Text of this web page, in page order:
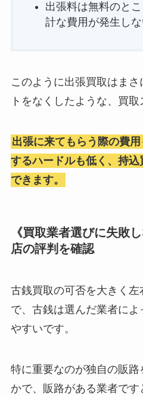
出張料は無料のと
計な費用が発生し
このように出張買取はま
トをなくしたような、買取
出張に来てもらう際の費
するハードルも低く、持込
できます。
《買取業者選びに失敗
店の評判を確認
古銭買取の可否を大きく
で、古銭は選んだ業者によ
やすいです。
特に重要なのが独自の販路
かで、販路がある業者で